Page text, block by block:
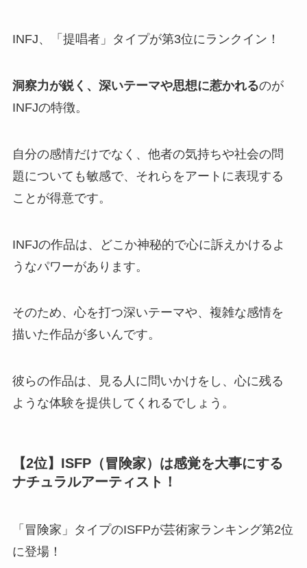
INFJ、「提唱者」タイプが第3位にランクイン！
洞察力が鋭く、深いテーマや思想に惹かれるのが
INFJの特徴。
自分の感情だけでなく、他者の気持ちや社会の問
題についても敏感で、それらをアートに表現する
ことが得意です。
INFJの作品は、どこか神秘的で心に訴えかけるよ
うなパワーがあります。
そのため、心を打つ深いテーマや、複雑な感情を
描いた作品が多いんです。
彼らの作品は、見る人に問いかけをし、心に残る
ような体験を提供してくれるでしょう。
【2位】ISFP（冒険家）は感覚を大事にする
ナチュラルアーティスト！
「冒険家」タイプのISFPが芸術家ランキング第2位
に登場！